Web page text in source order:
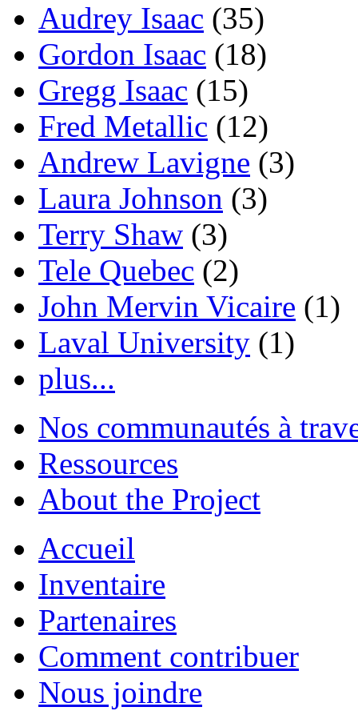
Audrey Isaac (35)
Gordon Isaac (18)
Gregg Isaac (15)
Fred Metallic (12)
Andrew Lavigne (3)
Laura Johnson (3)
Terry Shaw (3)
Tele Quebec (2)
John Mervin Vicaire (1)
Laval University (1)
plus...
Nos communautés à
Ressources
About the Project
Accueil
Inventaire
Partenaires
Comment contribuer
Nous joindre